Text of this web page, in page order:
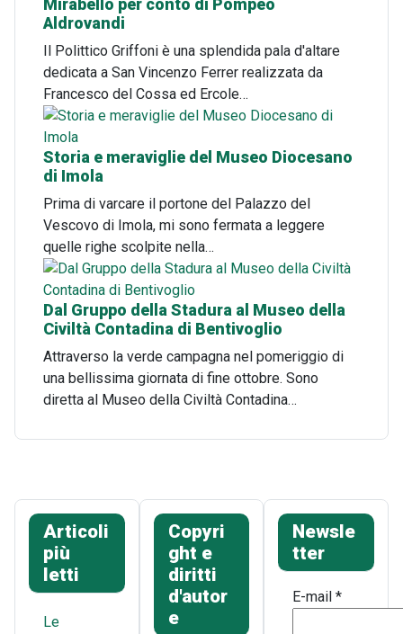
Mirabello per conto di Pompeo
Aldrovandi
Il Polittico Griffoni è una splendida pala d'altare
dedicata a San Vincenzo Ferrer realizzata da
Francesco del Cossa ed Ercole…
Storia e meraviglie del Museo Diocesano
di Imola
Prima di varcare il portone del Palazzo del
Vescovo di Imola, mi sono fermata a leggere
quelle righe scolpite nella…
Dal Gruppo della Stadura al Museo della
Civiltà Contadina di Bentivoglio
Attraverso la verde campagna nel pomeriggio di
una bellissima giornata di fine ottobre. Sono
diretta al Museo della Civiltà Contadina…
Articoli
più
letti
Le
Copyri
ght e
diritti
d'autor
e
Newsle
tter
E-mail*